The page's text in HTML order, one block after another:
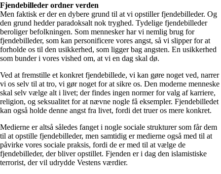
Fjendebilleder ordner verden
Men faktisk er der en dybere grund til at vi opstiller fjendebilleder. Og
den grund hedder paradoksalt nok tryghed. Tydelige fjendebilleder
beroliger befolkningen. Som mennesker har vi nemlig brug for
fjendebilleder, som kan personificere vores angst, så vi slipper for at
forholde os til den usikkerhed, som ligger bag angsten. En usikkerhed
som bunder i vores vished om, at vi en dag skal dø.
Ved at fremstille et konkret fjendebillede, vi kan gøre noget ved, narrer
vi os selv til at tro, vi gør noget for at sikre os. Den moderne menneske
skal selv vælge alt i livet; der findes ingen normer for valg af karriere,
religion, og seksualitet for at nævne nogle få eksempler. Fjendebilledet
kan også holde denne angst fra livet, fordi det truer os mere konkret.
Medierne er altså således fanget i nogle sociale strukturer som får dem
til at opstille fjendebilleder, men samtidig er medierne også med til at
påvirke vores sociale praksis, fordi de er med til at vælge de
fjendebilleder, der bliver opstillet. Fjenden er i dag den islamistiske
terrorist, der vil udrydde Vestens værdier.